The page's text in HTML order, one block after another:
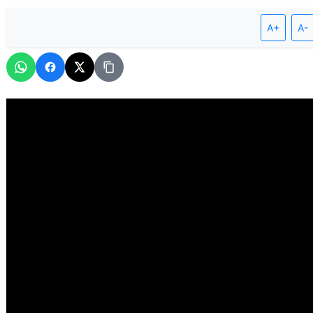
A+ A-